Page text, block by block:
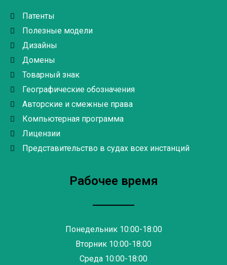
Патенты
Полезные модели
Дизайны
Домены
Товарный знак
Географические обозначения
Авторские и смежные права
Компьютерная программа
Лицензии
Представительство в судах всех инстанций
Рабочее время
Понедельник 10:00-18:00
Вторник 10:00-18:00
Среда 10:00-18:00